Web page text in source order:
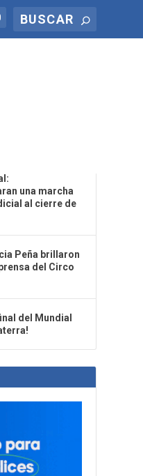
una marcha
al cierre de
Peña brillaron
del Circo
del Mundial